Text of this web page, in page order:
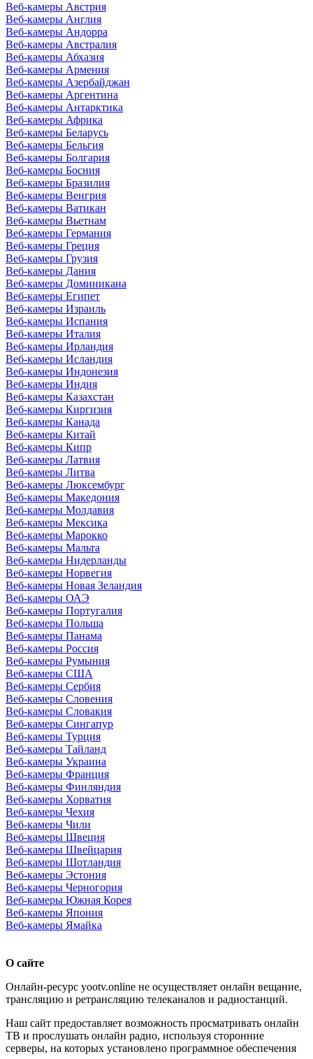
Веб-камеры Австрия
Веб-камеры Англия
Веб-камеры Андорра
Веб-камеры Австралия
Веб-камеры Абхазия
Веб-камеры Армения
Веб-камеры Азербайджан
Веб-камеры Аргентина
Веб-камеры Антарктика
Веб-камеры Африка
Веб-камеры Беларусь
Веб-камеры Бельгия
Веб-камеры Болгария
Веб-камеры Босния
Веб-камеры Бразилия
Веб-камеры Венгрия
Веб-камеры Ватикан
Веб-камеры Вьетнам
Веб-камеры Германия
Веб-камеры Греция
Веб-камеры Грузия
Веб-камеры Дания
Веб-камеры Доминикана
Веб-камеры Египет
Веб-камеры Израиль
Веб-камеры Испания
Веб-камеры Италия
Веб-камеры Ирландия
Веб-камеры Исландия
Веб-камеры Индонезия
Веб-камеры Индия
Веб-камеры Казахстан
Веб-камеры Киргизия
Веб-камеры Канада
Веб-камеры Китай
Веб-камеры Кипр
Веб-камеры Латвия
Веб-камеры Литва
Веб-камеры Люксембург
Веб-камеры Македония
Веб-камеры Молдавия
Веб-камеры Мексика
Веб-камеры Марокко
Веб-камеры Мальта
Веб-камеры Нидерланды
Веб-камеры Норвегия
Веб-камеры Новая Зеландия
Веб-камеры ОАЭ
Веб-камеры Португалия
Веб-камеры Польша
Веб-камеры Панама
Веб-камеры Россия
Веб-камеры Румыния
Веб-камеры США
Веб-камеры Сербия
Веб-камеры Словения
Веб-камеры Словакия
Веб-камеры Сингапур
Веб-камеры Турция
Веб-камеры Тайланд
Веб-камеры Украина
Веб-камеры Франция
Веб-камеры Финляндия
Веб-камеры Хорватия
Веб-камеры Чехия
Веб-камеры Чили
Веб-камеры Швеция
Веб-камеры Швейцария
Веб-камеры Шотландия
Веб-камеры Эстония
Веб-камеры Черногория
Веб-камеры Южная Корея
Веб-камеры Япония
Веб-камеры Ямайка
О сайте
Онлайн-ресурс yootv.online не осуществляет онлайн вещание,
трансляцию и ретрансляцию телеканалов и радиостанций.
Наш сайт предоставляет возможность просматривать онлайн
ТВ и прослушать онлайн радио, используя сторонние
серверы, на которых установлено программное обеспечения